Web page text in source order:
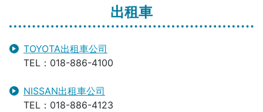
出租車
TOYOTA出租車公司
TEL：018-886-4100
NISSAN出租車公司
TEL：018-886-4123